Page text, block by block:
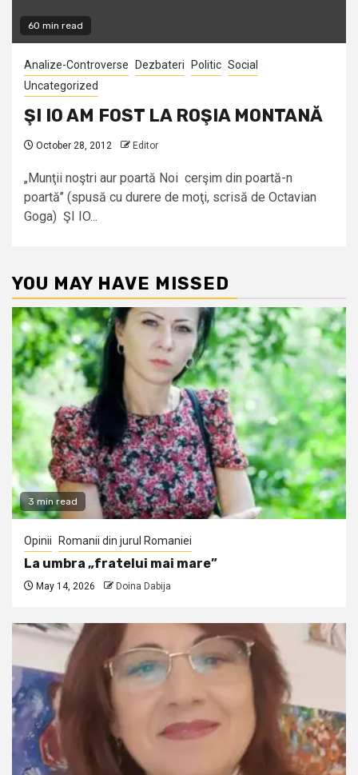
60 min read
Analize-Controverse Dezbateri Politic Social
Uncategorized
ŞI IO AM FOST LA ROŞIA MONTANĂ
October 28, 2012 Editor
„Munţii noştri aur poartă Noi cerşim din poartă-n
poartă’’ (spusă cu durere de moţi, scrisă de Octavian
Goga) ŞI IO...
YOU MAY HAVE MISSED
3 min read
Opinii Romanii din jurul Romaniei
La umbra „fratelui mai mare”
May 14, 2026 Doina Dabija